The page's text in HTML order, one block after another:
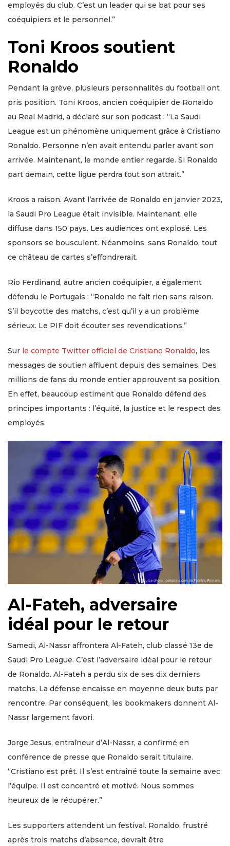
employés du club. C’est un leader qui se bat pour ses
coéquipiers et le personnel.”
Toni Kroos soutient
Ronaldo
Pendant la grève, plusieurs personnalités du football ont
pris position. Toni Kroos, ancien coéquipier de Ronaldo
au Real Madrid, a déclaré sur son podcast : “La Saudi
League est un phénomène uniquement grâce à Cristiano
Ronaldo. Personne n’en avait entendu parler avant son
arrivée. Maintenant, le monde entier regarde. Si Ronaldo
part demain, cette ligue perdra tout son attrait.”
Kroos a raison. Avant l’arrivée de Ronaldo en janvier 2023,
la Saudi Pro League était invisible. Maintenant, elle
diffuse dans 150 pays. Les audiences ont explosé. Les
sponsors se bousculent. Néanmoins, sans Ronaldo, tout
ce château de cartes s’effondrerait.
Rio Ferdinand, autre ancien coéquipier, a également
défendu le Portugais : “Ronaldo ne fait rien sans raison.
S’il boycotte des matchs, c’est qu’il y a un problème
sérieux. Le PIF doit écouter ses revendications.”
Sur le compte Twitter officiel de Cristiano Ronaldo, les
messages de soutien affluent depuis des semaines. Des
millions de fans du monde entier approuvent sa position.
En effet, beaucoup estiment que Ronaldo défend des
principes importants : l’équité, la justice et le respect des
employés.
Al-Fateh, adversaire
idéal pour le retour
Samedi, Al-Nassr affrontera Al-Fateh, club classé 13e de
Saudi Pro League. C’est l’adversaire idéal pour le retour
de Ronaldo. Al-Fateh a perdu six de ses dix derniers
matchs. La défense encaisse en moyenne deux buts par
rencontre. Par conséquent, les bookmakers donnent Al-
Nassr largement favori.
Jorge Jesus, entraîneur d’Al-Nassr, a confirmé en
conférence de presse que Ronaldo serait titulaire.
“Cristiano est prêt. Il s’est entraîné toute la semaine avec
l’équipe. Il est concentré et motivé. Nous sommes
heureux de le récupérer.”
Les supporters attendent un festival. Ronaldo, frustré
après trois matchs d’absence, devrait être